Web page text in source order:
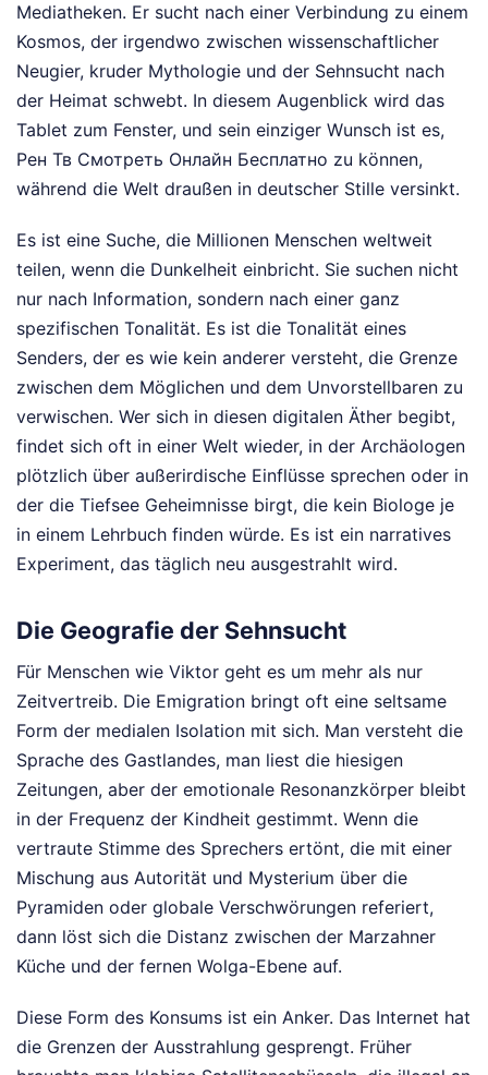
Mediatheken. Er sucht nach einer Verbindung zu einem
Kosmos, der irgendwo zwischen wissenschaftlicher
Neugier, kruder Mythologie und der Sehnsucht nach
der Heimat schwebt. In diesem Augenblick wird das
Tablet zum Fenster, und sein einziger Wunsch ist es,
Рен Тв Смотреть Онлайн Бесплатно zu können,
während die Welt draußen in deutscher Stille versinkt.
Es ist eine Suche, die Millionen Menschen weltweit
teilen, wenn die Dunkelheit einbricht. Sie suchen nicht
nur nach Information, sondern nach einer ganz
spezifischen Tonalität. Es ist die Tonalität eines
Senders, der es wie kein anderer versteht, die Grenze
zwischen dem Möglichen und dem Unvorstellbaren zu
verwischen. Wer sich in diesen digitalen Äther begibt,
findet sich oft in einer Welt wieder, in der Archäologen
plötzlich über außerirdische Einflüsse sprechen oder in
der die Tiefsee Geheimnisse birgt, die kein Biologe je
in einem Lehrbuch finden würde. Es ist ein narratives
Experiment, das täglich neu ausgestrahlt wird.
Die Geografie der Sehnsucht
Für Menschen wie Viktor geht es um mehr als nur
Zeitvertreib. Die Emigration bringt oft eine seltsame
Form der medialen Isolation mit sich. Man versteht die
Sprache des Gastlandes, man liest die hiesigen
Zeitungen, aber der emotionale Resonanzkörper bleibt
in der Frequenz der Kindheit gestimmt. Wenn die
vertraute Stimme des Sprechers ertönt, die mit einer
Mischung aus Autorität und Mysterium über die
Pyramiden oder globale Verschwörungen referiert,
dann löst sich die Distanz zwischen der Marzahner
Küche und der fernen Wolga-Ebene auf.
Diese Form des Konsums ist ein Anker. Das Internet hat
die Grenzen der Ausstrahlung gesprengt. Früher